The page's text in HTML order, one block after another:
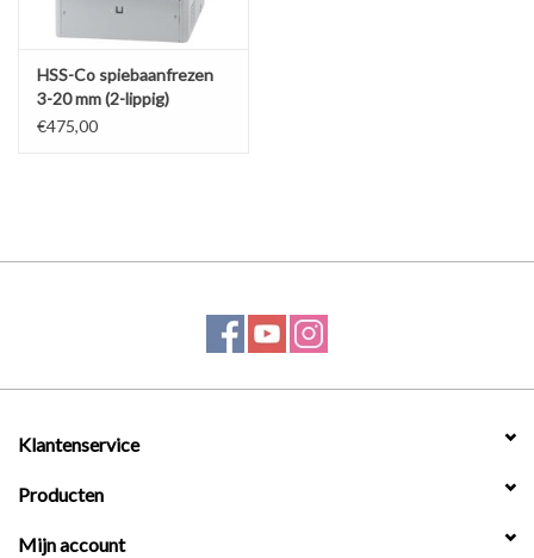
HSS-Co spiebaanfrezen
3-20 mm (2-lippig)
€475,00
Klantenservice
Producten
Mijn account